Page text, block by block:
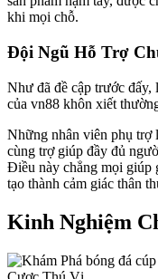
khi mọi chỗ.
Đội Ngũ Hỗ Trợ
Như đã đề cập trước
của vn88 khôn xiết
Những nhân viên phụ trợ
cùng trợ giúp đầy đủ
Điều này chẳng mọi giúp
tạo thành cảm giác thân
Kinh Nghiệm